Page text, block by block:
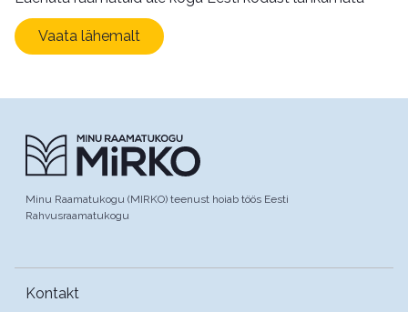
Vaata lähemalt
Minu Raamatukogu (MIRKO) teenust hoiab töös Eesti
Rahvusraamatukogu
Kontakt